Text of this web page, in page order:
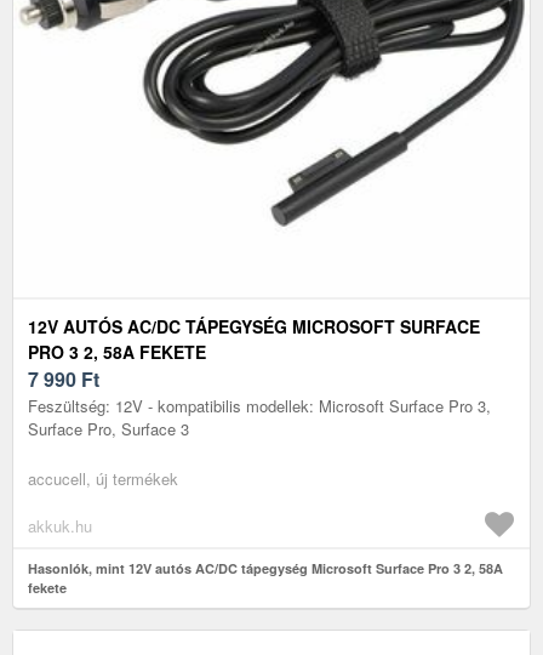
12V AUTÓS AC/DC TÁPEGYSÉG MICROSOFT SURFACE
PRO 3 2, 58A FEKETE
7 990 Ft
Feszültség: 12V - kompatibilis modellek: Microsoft Surface Pro 3,
Surface Pro, Surface 3
accucell, új termékek
akkuk.hu
Hasonlók, mint 12V autós AC/DC tápegység Microsoft Surface Pro 3 2, 58A
fekete